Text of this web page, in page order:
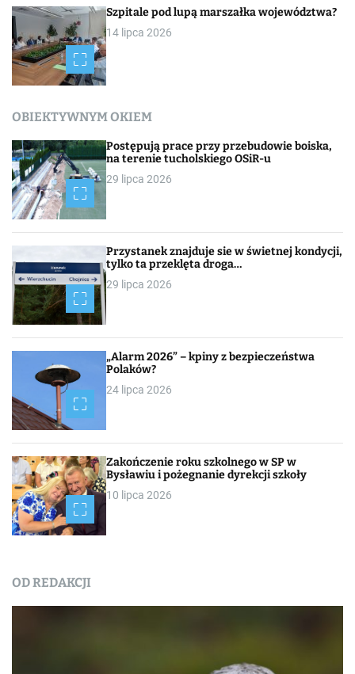
Szpitale pod lupą marszałka województwa?
14 lipca 2026
OBIEKTYWNYM OKIEM
Postępują prace przy przebudowie boiska,
na terenie tucholskiego OSiR-u
29 lipca 2026
Przystanek znajduje sie w świetnej kondycji,
tylko ta przeklęta droga…
29 lipca 2026
„Alarm 2026” – kpiny z bezpieczeństwa
Polaków?
24 lipca 2026
Zakończenie roku szkolnego w SP w
Bysławiu i pożegnanie dyrekcji szkoły
10 lipca 2026
OD REDAKCJI